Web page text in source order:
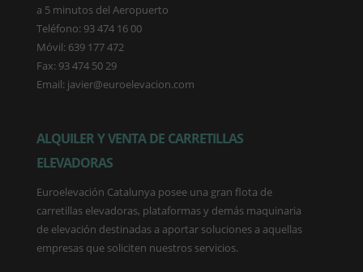
a 5 minutos del Aeropuerto
Teléfono: 93 474 16 00
Móvil: 639 177 472
Fax: 93 474 50 29
Email: javier@euroelevacion.com
ALQUILER Y VENTA DE CARRETILLAS
ELEVADORAS
Euroelevación Catalunya posee una gran flota de
carretillas elevadoras, plataformas y demás maquinaria
de elevación destinadas a aportar soluciones a aquellas
empresas que soliciten nuestros servicios.